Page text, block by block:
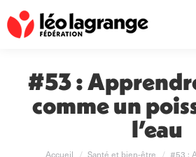
#53 :
comme un
l’eau
Vous êtes ici :
Accueil Santé et bien-être #53 :